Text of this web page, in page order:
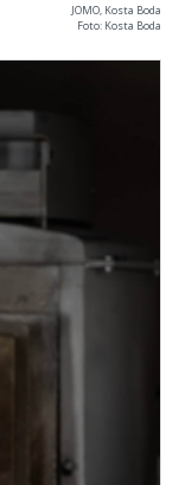
JOMO, Kosta Boda
Foto: Kosta Boda